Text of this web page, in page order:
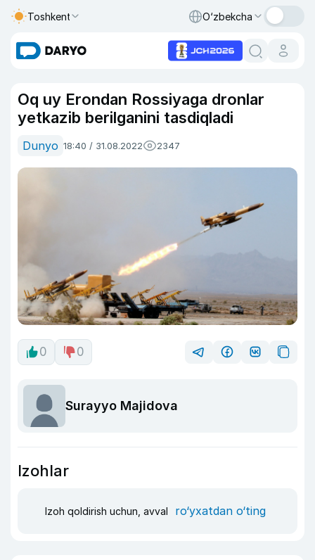
Toshkent O‘zbekcha
Oq uy Erondan Rossiyaga dronlar
yetkazib berilganini tasdiqladi
Dunyo 18:40 / 31.08.2022 2347
0 0
Surayyo Majidova
Izohlar
Izoh qoldirish uchun, avval ro‘yxatdan o‘ting